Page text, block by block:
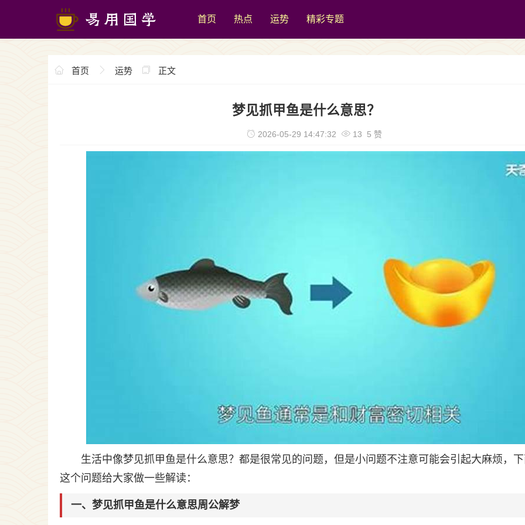
首页 热点 运势 精彩专题
首页 运势 正文
梦见抓甲鱼是什么意思？
2026-05-29 14:47:32 13 5 赞
生活中像梦见抓甲鱼是什么意思？都是很常见的问题，但是小问题不注意可能会引起大麻烦，
这个问题给大家做一些解读：
一、梦见抓甲鱼是什么意思周公解梦